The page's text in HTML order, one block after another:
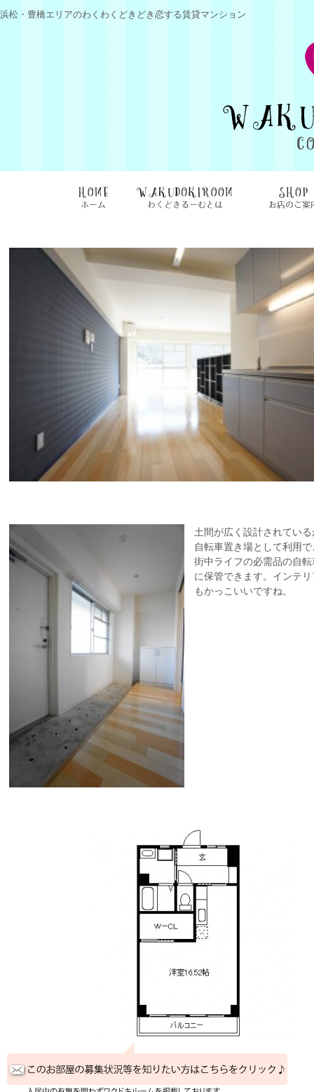
浜松・豊橋エリアのわくわくどきどき恋する賃貸マンション
土間が広く設計されてい
自転車置き場として利用
街中ライフの必需品の自
に保管できます。インテ
もかっこいいですね。